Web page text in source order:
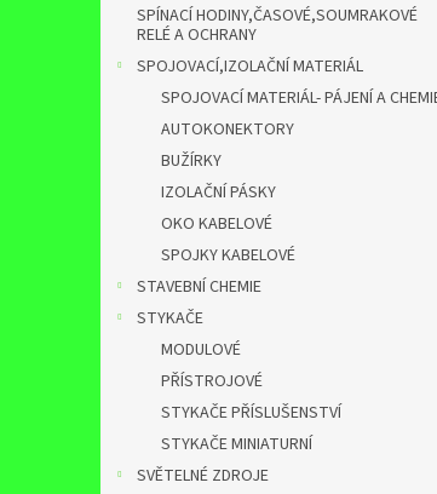
SPÍNACÍ HODINY,ČASOVÉ,SOUMRAKOVÉ
RELÉ A OCHRANY
SPOJOVACÍ,IZOLAČNÍ MATERIÁL
SPOJOVACÍ MATERIÁL- PÁJENÍ A
AUTOKONEKTORY
BUŽÍRKY
IZOLAČNÍ PÁSKY
OKO KABELOVÉ
SPOJKY KABELOVÉ
STAVEBNÍ CHEMIE
STYKAČE
MODULOVÉ
PŘÍSTROJOVÉ
STYKAČE PŘÍSLUŠENSTVÍ
STYKAČE MINIATURNÍ
SVĚTELNÉ ZDROJE